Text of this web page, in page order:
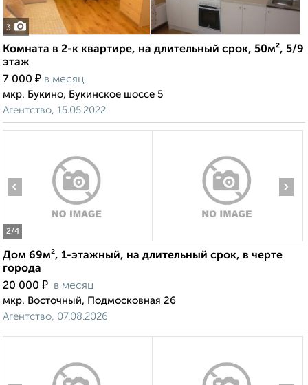
3
Комната в 2-к квартире, на длительный срок, 50м², 5/9
этаж
7 000 ₽ в месяц
мкр. Букино, Букинское шоссе 5
Агентство, 15.05.2022
2/4
‹ ›
Дом 69м², 1-этажный, на длительный срок, в черте
города
20 000 ₽ в месяц
мкр. Восточный, Подмосковная 26
Агентство, 07.08.2026